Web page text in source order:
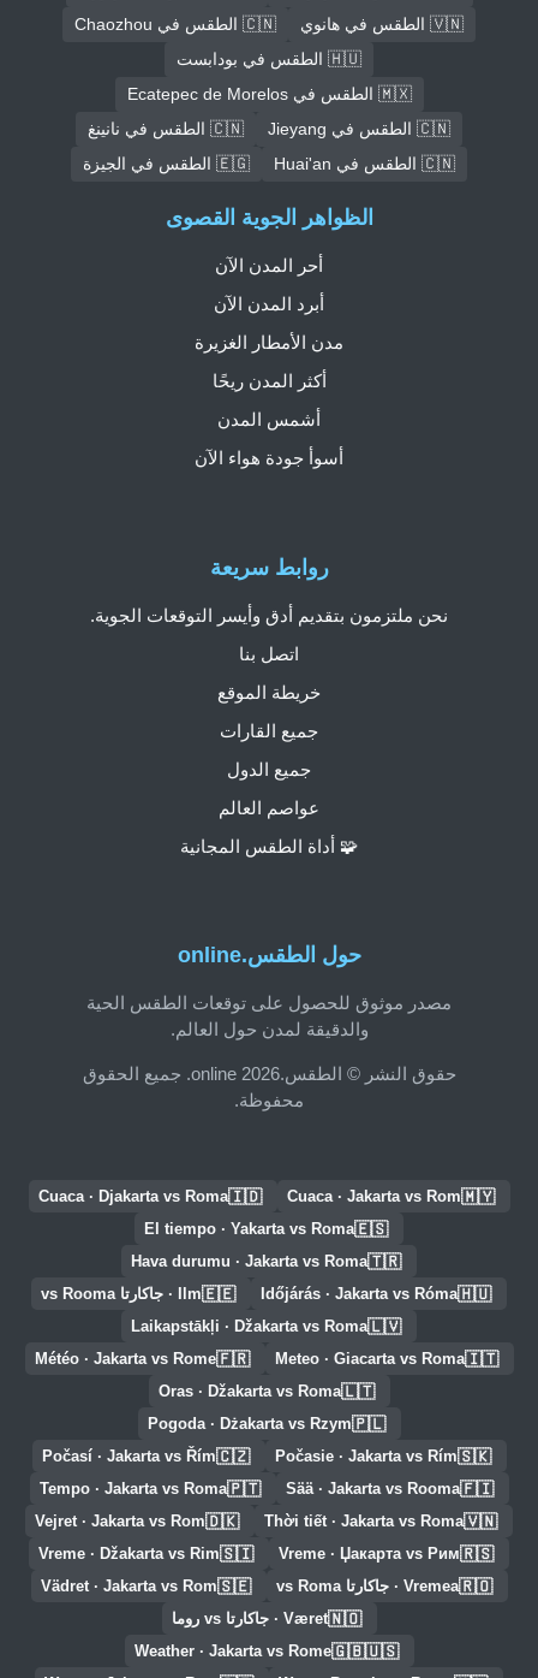
🇻🇳 الطقس في هانوي
🇨🇳 الطقس في Chaozhou
🇭🇺 الطقس في بودابست
🇲🇽 الطقس في Ecatepec de Morelos
🇨🇳 الطقس في Jieyang
🇨🇳 الطقس في نانينغ
🇨🇳 الطقس في Huai'an
🇪🇬 الطقس في الجيزة
حول الطقس.online
مصدر موثوق للحصول على توقعات الطقس الحية
والدقيقة لمدن حول العالم.
حقوق النشر © الطقس.online 2026. جميع الحقوق
محفوظة.
روابط سريعة
نحن ملتزمون بتقديم أدق وأيسر التوقعات الجوية.
اتصل بنا
خريطة الموقع
جميع القارات
جميع الدول
عواصم العالم
🧩 أداة الطقس المجانية
الظواهر الجوية القصوى
أحر المدن الآن
أبرد المدن الآن
مدن الأمطار الغزيرة
أكثر المدن ريحًا
أشمس المدن
أسوأ جودة هواء الآن
🇲🇾
Cuaca · Jakarta vs Rom
🇮🇩
Cuaca · Djakarta vs Roma
🇪🇸
El tiempo · Yakarta vs Roma
🇹🇷
Hava durumu · Jakarta vs Roma
🇭🇺
Időjárás · Jakarta vs Róma
🇪🇪Ilm · جاكارتا vs Rooma
🇱🇻
Laikapstākļi · Džakarta vs Roma
🇮🇹
Meteo · Giacarta vs Roma
🇫🇷
Météo · Jakarta vs Rome
🇱🇹
Oras · Džakarta vs Roma
🇵🇱
Pogoda · Dżakarta vs Rzym
🇸🇰
Počasie · Jakarta vs Rím
🇨🇿
Počasí · Jakarta vs Řím
🇫🇮
Sää · Jakarta vs Rooma
🇵🇹
Tempo · Jakarta vs Roma
🇻🇳
Thời tiết · Jakarta vs Roma
🇩🇰
Vejret · Jakarta vs Rom
🇷🇸
Vreme · Џакарта vs Рим
🇸🇮
Vreme · Džakarta vs Rim
🇷🇴Vremea · جاكارتا vs Roma 🇸🇪
Vädret · Jakarta vs Rom
🇳🇴Været · جاكارتا vs روما
🇬🇧🇺🇸
Weather · Jakarta vs Rome